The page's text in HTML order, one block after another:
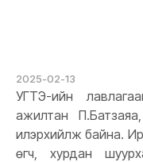
2025-02-13
УГТЭ-ийн
ажилтан
илэрхийлж байна.
өгч, хурдан